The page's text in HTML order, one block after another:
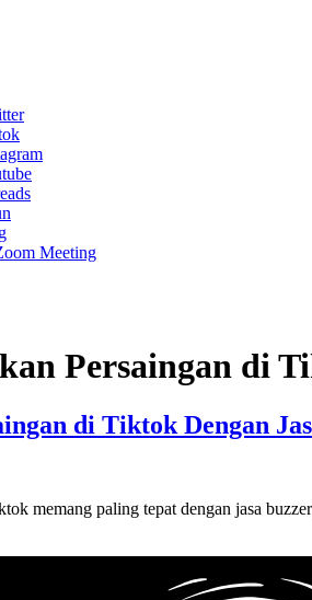
Meeting
Persaingan di
di Tiktok Dengan
memang paling tepat dengan jasa